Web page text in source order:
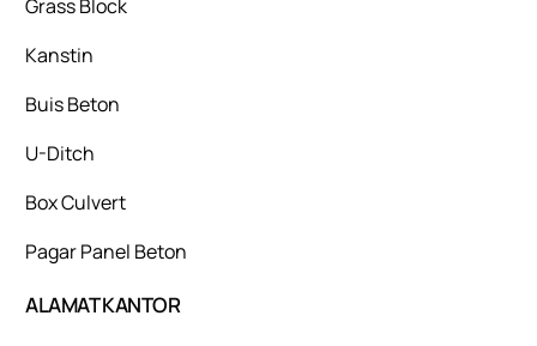
Grass Block
Kanstin
Buis Beton
U-Ditch
Box Culvert
Pagar Panel Beton
ALAMAT KANTOR